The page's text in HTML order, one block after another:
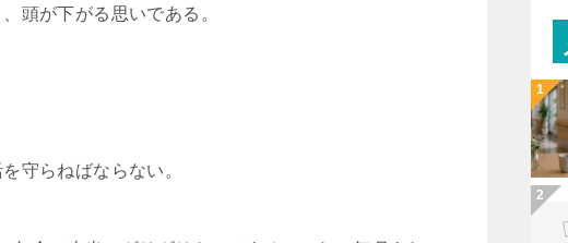
頭が下がる思いである。
守らねばならない。